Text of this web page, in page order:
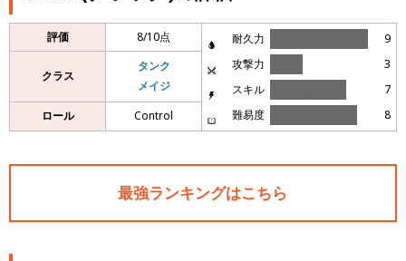
評価 8/10点 耐久力
9
攻撃力
3
スキル
7
難易度
8
クラス
タンク
メイジ
ロール
Control
最強ランキングはこちら